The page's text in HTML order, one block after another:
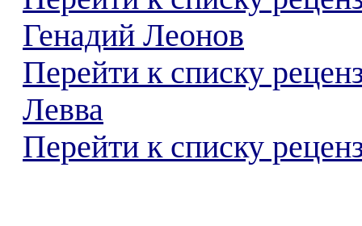
Генадий Леонов
Перейти к списку
Левва
Перейти к списку